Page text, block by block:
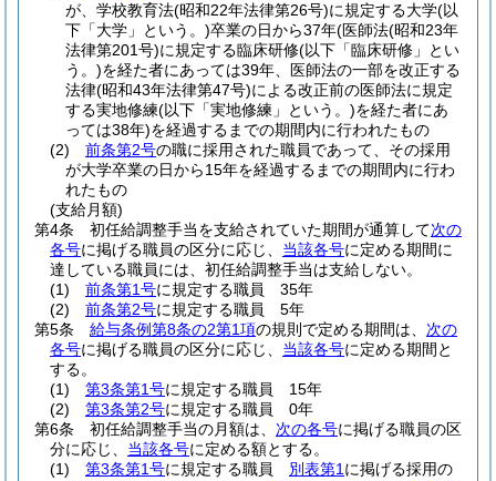
が、学校教育法(昭和22年法律第26号)に規定する大学(以
下「大学」という。)卒業の日から37年(医師法(昭和23年
法律第201号)に規定する臨床研修(以下「臨床研修」とい
う。)を経た者にあっては39年、医師法の一部を改正する
法律(昭和43年法律第47号)による改正前の医師法に規定
する実地修練(以下「実地修練」という。)を経た者にあ
っては38年)を経過するまでの期間内に行われたもの
(2)
前条第2号の職に採用された職員であって、その採用
が大学卒業の日から15年を経過するまでの期間内に行わ
れたもの
(支給月額)
第4条
初任給調整手当を支給されていた期間が通算して次の
各号に掲げる職員の区分に応じ、 当該各号に定める期間に
達している職員には、初任給調整手当は支給しない。
(1)
前条第1号に規定する職員 35年
(2)
前条第2号に規定する職員 5年
第5条
給与条例第8条の2第1項の規則で定める期間は、 次の
各号に掲げる職員の区分に応じ、 当該各号に定める期間と
する。
(1)
第3条第1号に規定する職員 15年
(2)
第3条第2号に規定する職員 0年
第6条
初任給調整手当の月額は、 次の各号に掲げる職員の区
分に応じ、 当該各号に定める額とする。
(1)
第3条第1号に規定する職員 別表第1 に掲げる採用の